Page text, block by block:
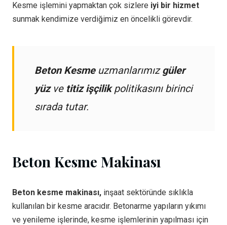
Kesme işlemini yapmaktan çok sizlere iyi bir hizmet
sunmak kendimize verdiğimiz en öncelikli görevdir.
Beton Kesmeuzmanlarımızgüler
yüzve titiz işçilikpolitikasını birinci
sırada tutar.
Beton Kesme Makinası
Beton kesme makinası, inşaat sektöründe sıklıkla
kullanılan bir kesme aracıdır. Betonarme yapıların yıkımı
ve yenileme işlerinde, kesme işlemlerinin yapılması için